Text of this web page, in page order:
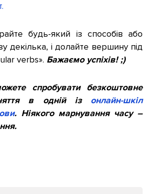
будь-який із способів або
декілька, і долайте вершину під
verbs». Бажаємо успіхів! ;)
спробувати безкоштовне
в одній із онлайн-шкіл
. Ніякого марнування часу –